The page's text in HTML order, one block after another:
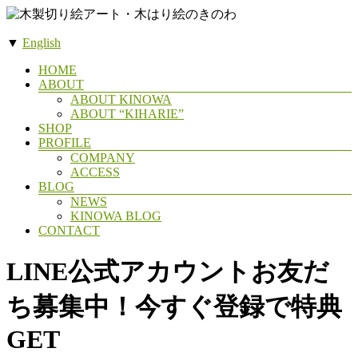
コ
テ
り
の
き
の
▼ English
HOME
ABOUT
ABOUT KINOWA
ABOUT “KIHARIE”
SHOP
PROFILE
COMPANY
ACCESS
BLOG
NEWS
KINOWA BLOG
CONTACT
LINE公式アカウントお友だ
ち募集中！今すぐ登録で特典
GET